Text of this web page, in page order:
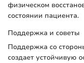
физическом
состоянии пациента.
Поддержка и советы
Поддержка со
создает устойчивую